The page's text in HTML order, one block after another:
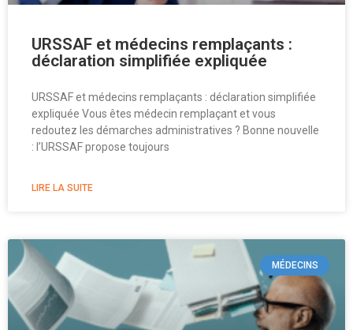
URSSAF et médecins remplaçants :
déclaration simplifiée expliquée
URSSAF et médecins remplaçants : déclaration simplifiée
expliquée Vous êtes médecin remplaçant et vous
redoutez les démarches administratives ? Bonne nouvelle
: l’URSSAF propose toujours
LIRE LA SUITE
MÉDECINS